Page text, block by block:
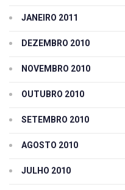
JANEIRO 2011
DEZEMBRO 2010
NOVEMBRO 2010
OUTUBRO 2010
SETEMBRO 2010
AGOSTO 2010
JULHO 2010